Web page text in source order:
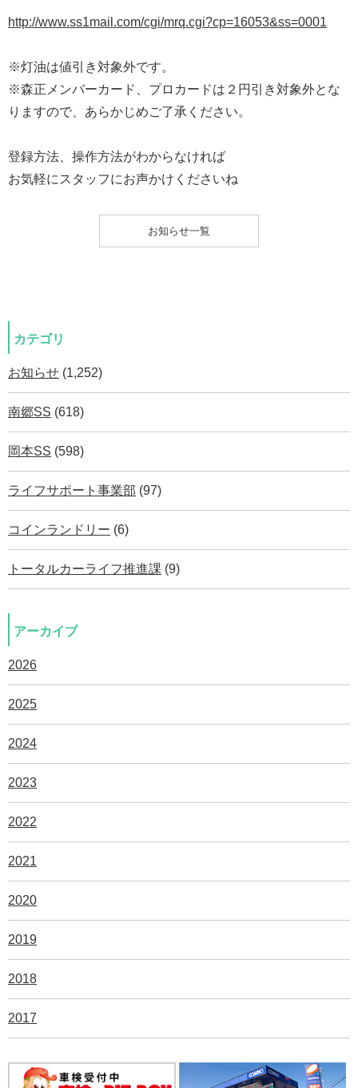
http://www.ss1mail.com/cgi/mrq.cgi?cp=16053&ss=0001
※灯油は値引き対象外です。
※森正メンバーカード、プロカードは２円引き対象外とな
りますので、あらかじめご了承ください。
登録方法、操作方法がわからなければ
お気軽にスタッフにお声かけくださいね
お知らせ一覧
カテゴリ
お知らせ (1,252)
南郷SS (618)
岡本SS (598)
ライフサポート事業部 (97)
コインランドリー (6)
トータルカーライフ推進課 (9)
アーカイブ
2026
2025
2024
2023
2022
2021
2020
2019
2018
2017